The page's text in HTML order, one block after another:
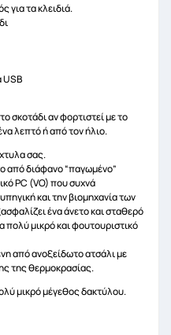
για τα κλειδιά.
USB
σκοτάδι αν φορτιστεί με το
λεπτό ή από τον ήλιο.
σας.
από διάφανο “παγωμένο”
PC (VO) που συχνά
και την βιομηχανία των
ένα άνετο και σταθερό
πολύ μικρό και φουτουριστικό
από ανοξείδωτο ατσάλι με
της θερμοκρασίας.
μικρό μέγεθος δακτύλου.